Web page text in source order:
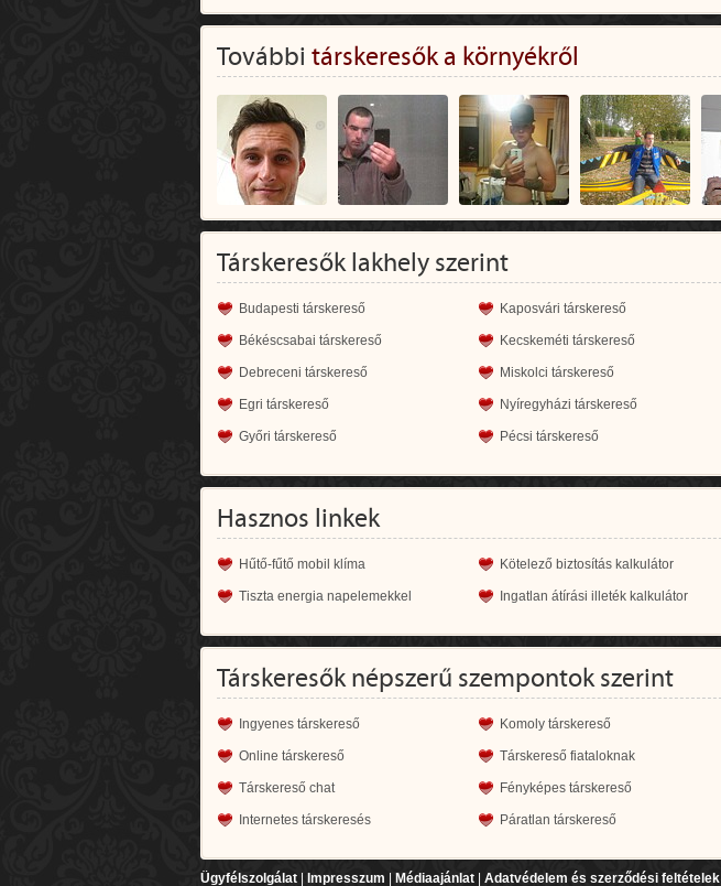
További társkeresők a környékről
Társkeresők lakhely szerint
Budapesti társkereső Kaposvári társkereső
Békéscsabai társkereső Kecskeméti társkereső
Debreceni társkereső Miskolci társkereső
Egri társkereső Nyíregyházi társkereső
Győri társkereső Pécsi társkereső
Hasznos linkek
Hűtő-fűtő mobil klíma Kötelező biztosítás kalkulátor
Tiszta energia napelemekkel Ingatlan átírási illeték kalkulátor
Társkeresők népszerű szempontok szerint
Ingyenes társkereső Komoly társkereső
Online társkereső Társkereső fiataloknak
Társkereső chat Fényképes társkereső
Internetes társkeresés Páratlan társkereső
Ügyfélszolgálat Impresszum Médiaajánlat Adatvédelem és szerződési feltételek